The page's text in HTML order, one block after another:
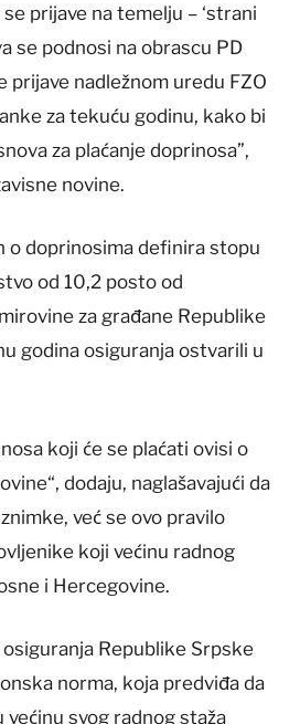
prijave na temelju – ‘strani
se podnosi na obrascu PD
prijave nadležnom uredu FZO
za tekuću godinu, kako bi
za plaćanje doprinosa”,
novine.
o doprinosima definira stopu
od 10,2 posto od
za građane Republike
godina osiguranja ostvarili u
koji će se plaćati ovisi o
dodaju, naglašavajući da
već se ovo pravilo
koji većinu radnog
i Hercegovine.
Republike Srpske
norma, koja predviđa da
svog radnog staža